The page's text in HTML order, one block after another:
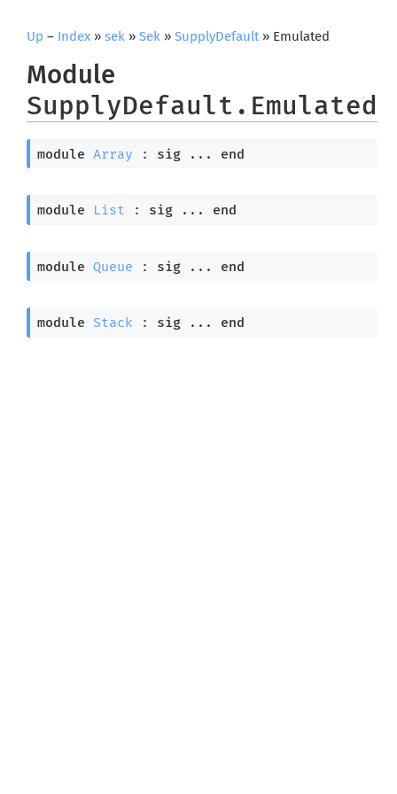
Up – Index » sek » Sek » SupplyDefault» Emulated
Module
SupplyDefault.Emulated
module Array : sig ... end
module List : sig ... end
module Queue : sig ... end
module Stack : sig ... end